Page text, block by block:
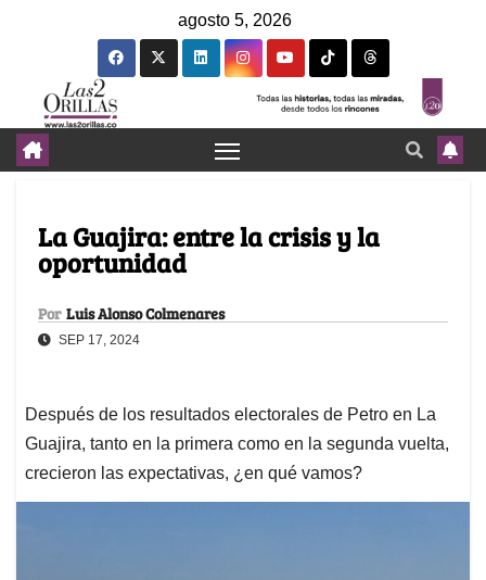
agosto 5, 2026
La Guajira: entre la crisis y la
oportunidad
Por Luis Alonso Colmenares
SEP 17, 2024
Después de los resultados electorales de Petro en La
Guajira, tanto en la primera como en la segunda vuelta,
crecieron las expectativas, ¿en qué vamos?